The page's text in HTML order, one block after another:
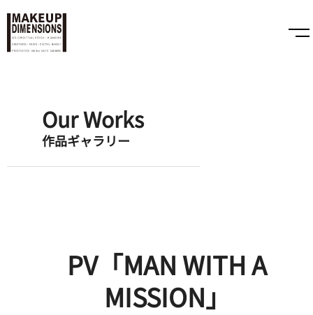
Our Works
作品ギャラリー
PV「MAN WITH A
MISSION」